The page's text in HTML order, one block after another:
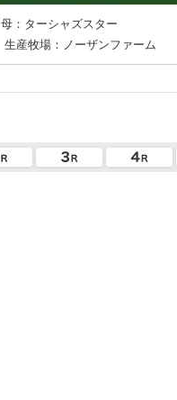
母：ターシャズスター
生産牧場：ノーザンファーム